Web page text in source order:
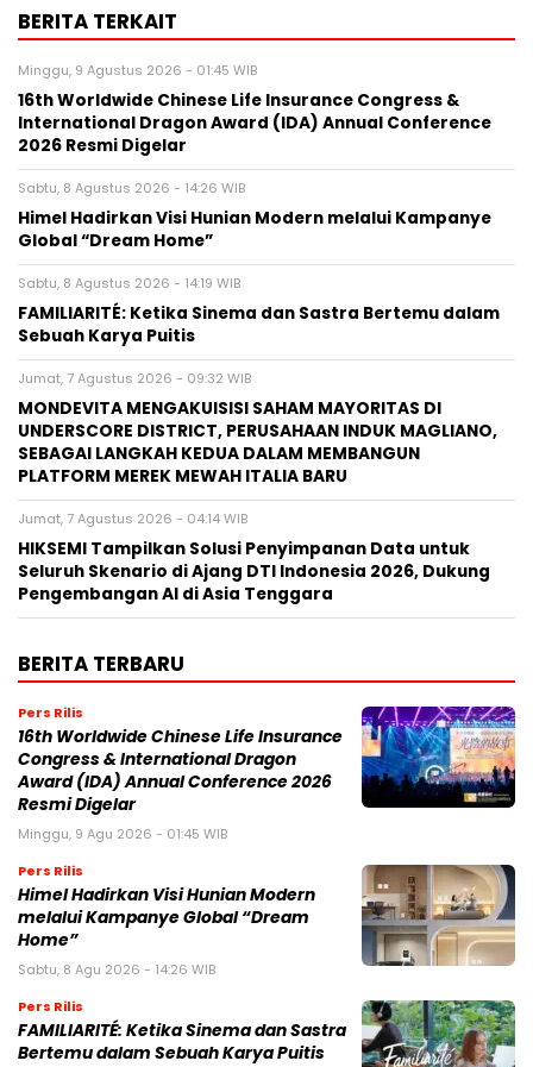
BERITA TERKAIT
Minggu, 9 Agustus 2026 - 01:45 WIB
16th Worldwide Chinese Life Insurance Congress &
International Dragon Award (IDA) Annual Conference
2026 Resmi Digelar
Sabtu, 8 Agustus 2026 - 14:26 WIB
Himel Hadirkan Visi Hunian Modern melalui Kampanye
Global “Dream Home”
Sabtu, 8 Agustus 2026 - 14:19 WIB
FAMILIARITÉ: Ketika Sinema dan Sastra Bertemu dalam
Sebuah Karya Puitis
Jumat, 7 Agustus 2026 - 09:32 WIB
MONDEVITA MENGAKUISISI SAHAM MAYORITAS DI
UNDERSCORE DISTRICT, PERUSAHAAN INDUK MAGLIANO,
SEBAGAI LANGKAH KEDUA DALAM MEMBANGUN
PLATFORM MEREK MEWAH ITALIA BARU
Jumat, 7 Agustus 2026 - 04:14 WIB
HIKSEMI Tampilkan Solusi Penyimpanan Data untuk
Seluruh Skenario di Ajang DTI Indonesia 2026, Dukung
Pengembangan AI di Asia Tenggara
BERITA TERBARU
Pers Rilis
16th Worldwide Chinese Life Insurance
Congress & International Dragon
Award (IDA) Annual Conference 2026
Resmi Digelar
Minggu, 9 Agu 2026 - 01:45 WIB
Pers Rilis
Himel Hadirkan Visi Hunian Modern
melalui Kampanye Global “Dream
Home”
Sabtu, 8 Agu 2026 - 14:26 WIB
Pers Rilis
FAMILIARITÉ: Ketika Sinema dan Sastra
Bertemu dalam Sebuah Karya Puitis